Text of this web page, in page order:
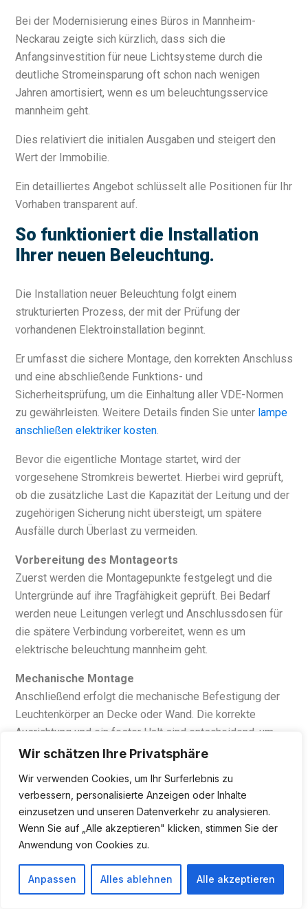
Wir schätzen Ihre Privatsphäre
Wir verwenden Cookies, um Ihr Surferlebnis zu
verbessern, personalisierte Anzeigen oder Inhalte
einzusetzen und unseren Datenverkehr zu analysieren.
Wenn Sie auf „Alle akzeptieren" klicken, stimmen Sie der
Anwendung von Cookies zu.
Anpassen Alles ablehnen Alle akzeptieren
Bei der Modernisierung eines Büros in Mannheim-
Neckarau zeigte sich kürzlich, dass sich die
Anfangsinvestition für neue Lichtsysteme durch die
deutliche Stromeinsparung oft schon nach wenigen
Jahren amortisiert, wenn es um beleuchtungsservice
mannheim geht.
Dies relativiert die initialen Ausgaben und steigert den
Wert der Immobilie.
Ein detailliertes Angebot schlüsselt alle Positionen für Ihr
Vorhaben transparent auf.
So funktioniert die Installation
Ihrer neuen Beleuchtung.
Die Installation neuer Beleuchtung folgt einem
strukturierten Prozess, der mit der Prüfung der
vorhandenen Elektroinstallation beginnt.
Er umfasst die sichere Montage, den korrekten Anschluss
und eine abschließende Funktions- und
Sicherheitsprüfung, um die Einhaltung aller VDE-Normen
zu gewährleisten. Weitere Details finden Sie unter lampe
anschließen elektriker kosten.
Bevor die eigentliche Montage startet, wird der
vorgesehene Stromkreis bewertet. Hierbei wird geprüft,
ob die zusätzliche Last die Kapazität der Leitung und der
zugehörigen Sicherung nicht übersteigt, um spätere
Ausfälle durch Überlast zu vermeiden.
Vorbereitung des Montageorts
Zuerst werden die Montagepunkte festgelegt und die
Untergründe auf ihre Tragfähigkeit geprüft. Bei Bedarf
werden neue Leitungen verlegt und Anschlussdosen für
die spätere Verbindung vorbereitet, wenn es um
elektrische beleuchtung mannheim geht.
Mechanische Montage
Anschließend erfolgt die mechanische Befestigung der
Leuchtenkörper an Decke oder Wand. Die korrekte
Ausrichtung und ein fester Halt sind entscheidend, um
Vibrationen oder ein späteres Lösen zu verhindern.
Elektrischer Anschluss
Nun werden die Leuchten an das Stromnetz
angeschlossen. Dabei werden die Adern – Phase,
Neutralleiter und Schutzleiter – farbkorrekt und sicher in
den dafür vorgesehenen Klemmen verbunden.
Praxisfall aus dem Einsatz
Bei einerLichtinstallation Mannheimin der